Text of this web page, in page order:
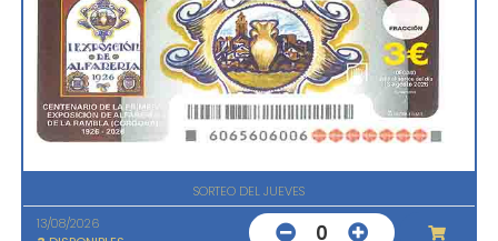
SORTEO DEL JUEVES
13/08/2026
0